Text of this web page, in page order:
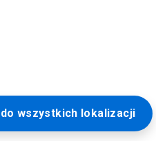
wszystkich lokalizacji